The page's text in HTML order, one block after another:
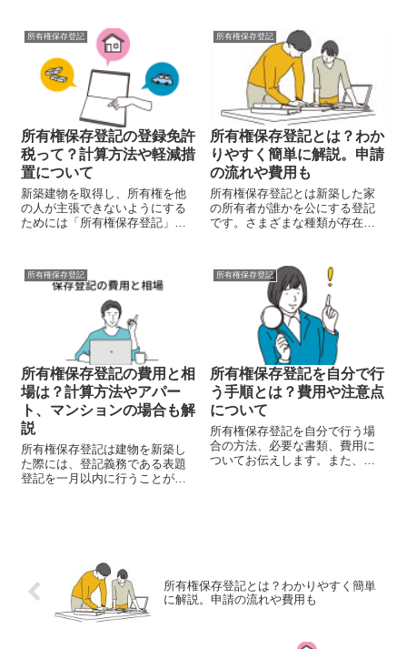
所有権保存登記
所有権保存登記の登録免許
税って？計算方法や軽減措
置について
新築建物を取得し、所有権を他
の人が主張できないようにする
ためには「所有権保存登記」と
記済の不動産を相続により取得
した場合は、所有権保存登記で
はなく、所有権...
所有権保存登記
所有権保存登記とは？わか
りやすく簡単に解説。申請
の流れや費用も
所有権保存登記とは新築した家
の所有者が誰かを公にする登記
です。さまざまな種類が存在す
や申請の流れ、費用などもわか
りやすくお話ししていきます。
所有権保存登記
所有権保存登記の費用と相
場は？計算方法やアパー
ト、マンションの場合も解
説
所有権保存登記は建物を新築し
た際には、登記義務である表題
登記を一月以内に行うことが重
記の費用相場や計算方法、アパ
ートやマンションの場合につい
ても詳しく解説します。
所有権保存登記
所有権保存登記を自分で行
う手順とは？費用や注意点
について
所有権保存登記を自分で行う場
合の方法、必要な書類、費用に
ついてお伝えします。また、個
所有権保存登記とは？わかりやすく簡単
に解説。申請の流れや費用も